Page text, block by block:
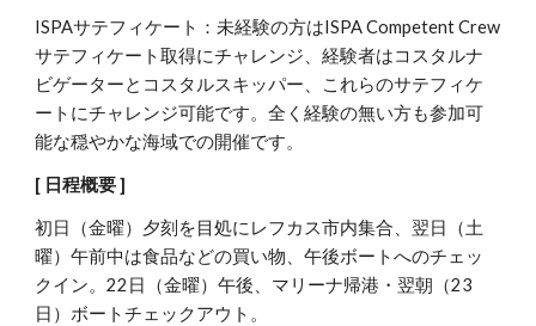
ISPAサテフィケート：未経験の方はISPA Competent Crew
サテフィケート取得にチャレンジ、経験者はコスタルナ
ビゲーターとコスタルスキッパー、これらのサテフィケ
ートにチャレンジ可能です。全く経験の無い方も参加可
能な穏やかな海域での開催です。
[ 日程概要 ]
初日（金曜）夕刻を目処にレフカス市内集合、翌日（土
曜）午前中は食品などの買い物、午後ボートへのチェッ
クイン。22日（金曜）午後、マリーナ帰港・翌朝（23
日）ボートチェックアウト。